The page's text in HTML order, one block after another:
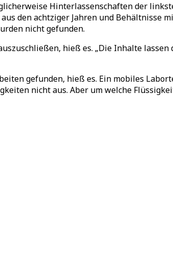
Hinterlassenschaften der
den achtziger Jahren und Behältnisse
nicht gefunden.
hieß es. „Die Inhalte
gefunden, hieß es. Ein mobiles
nicht aus. Aber um welche